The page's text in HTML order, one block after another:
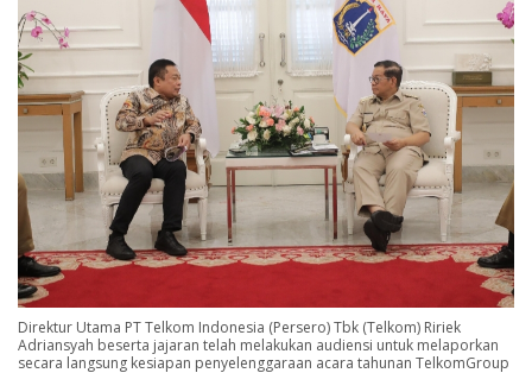
Direktur Utama PT Telkom Indonesia (Persero) Tbk (Telkom) Ririek
Adriansyah beserta jajaran telah melakukan audiensi untuk melaporkan
secara langsung kesiapan penyelenggaraan acara tahunan TelkomGroup